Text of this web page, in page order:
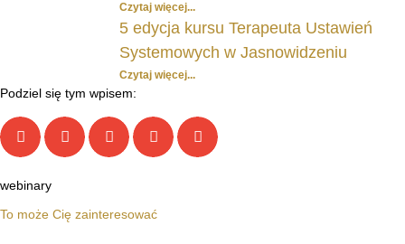
Czytaj więcej...
5 edycja kursu Terapeuta Ustawień
Systemowych w Jasnowidzeniu
Czytaj więcej...
Podziel się tym wpisem:
webinary
To może Cię zainteresować